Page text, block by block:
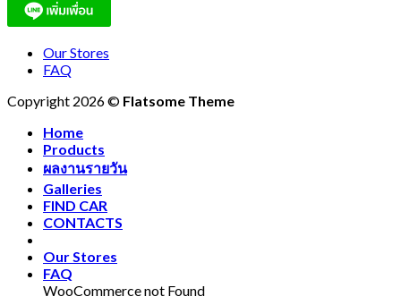
Our Stores
FAQ
Copyright 2026 © Flatsome Theme
Home
Products
ผลงานรายวัน
Galleries
FIND CAR
CONTACTS
Our Stores
FAQ
WooCommerce not Found